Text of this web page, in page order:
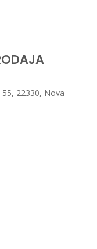
22330, Nova